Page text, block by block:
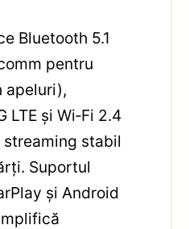
Bluetooth 5.1
pentru
apeluri),
și Wi‑Fi 2.4
stabil
Suportul
și Android